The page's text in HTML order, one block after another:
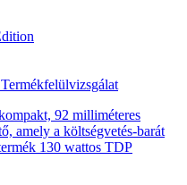
92 milliméteres
amely a költségvetés-barát
130 wattos TDP